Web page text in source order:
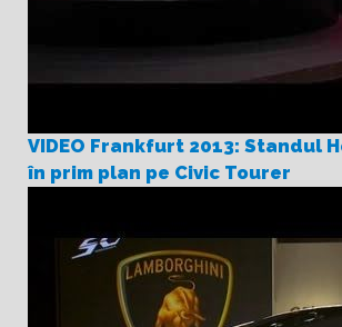
VIDEO Frankfurt 2013: Standul
în prim plan pe Civic Tourer